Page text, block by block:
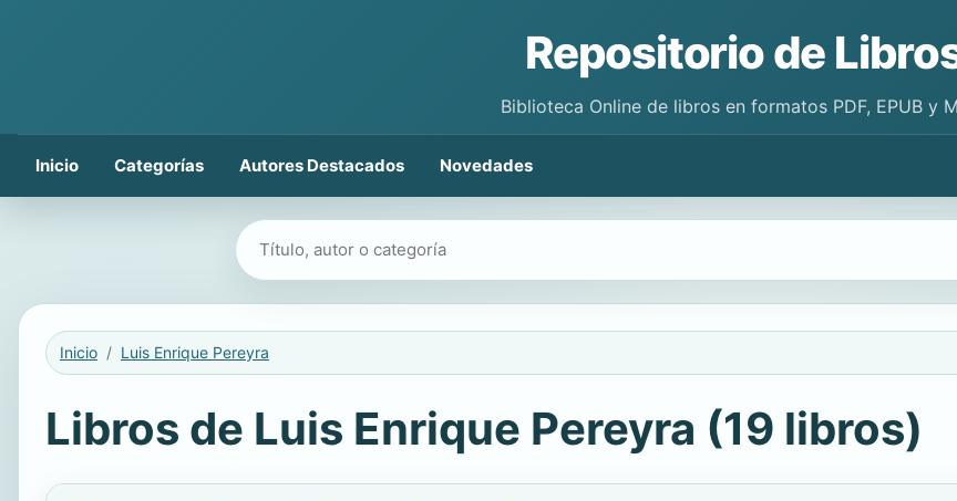
Repositorio de
Biblioteca Online de libros en formatos PDF, EPUB y
Inicio Categorías Autores Destacados Novedades
Buscar libros
Inicio Luis Enrique Pereyra
Libros de Luis Enrique Pereyra (19 libros)